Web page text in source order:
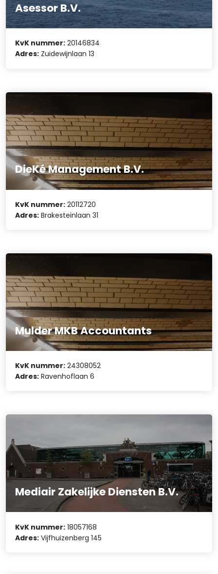
Asessor B.V.
KvK nummer: 20146834
Adres: Zuidewijnlaan 13
DieKé Management B.V.
KvK nummer: 20112720
Adres: Brakesteinlaan 31
Mulder MKB Accountants
KvK nummer: 24308052
Adres: Ravenhoflaan 6
Mediair Zakelijke Diensten B.V.
KvK nummer: 18057168
Adres: Vijfhuizenberg 145